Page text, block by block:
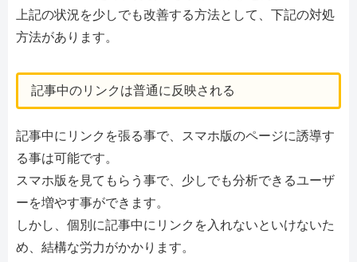
上記の状況を少しでも改善する方法として、下記の対処
方法があります。
記事中のリンクは普通に反映される
記事中にリンクを張る事で、スマホ版のページに誘導す
る事は可能です。
スマホ版を見てもらう事で、少しでも分析できるユーザ
ーを増やす事ができます。
しかし、個別に記事中にリンクを入れないといけないた
め、結構な労力がかかります。